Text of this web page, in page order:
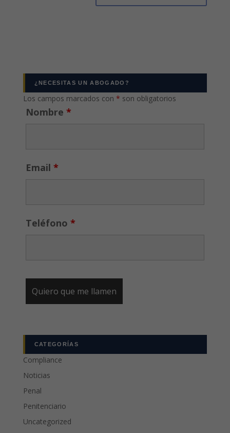
¿NECESITAS UN ABOGADO?
Los campos marcados con * son obligatorios
Nombre *
Email *
Teléfono *
CATEGORÍAS
Compliance
Noticias
Penal
Penitenciario
Uncategorized